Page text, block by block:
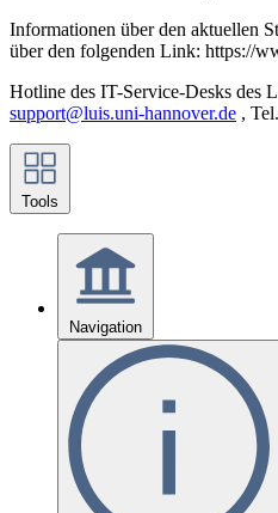
Informationen über den aktuellen
über den folgenden Link: https://
Hotline des IT-Service-Desks des
support@luis.uni-hannover.de ,
Tools
Navigation